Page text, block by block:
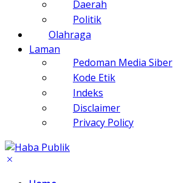
Daerah
Politik
Olahraga
Laman
Pedoman Media Siber
Kode Etik
Indeks
Disclaimer
Privacy Policy